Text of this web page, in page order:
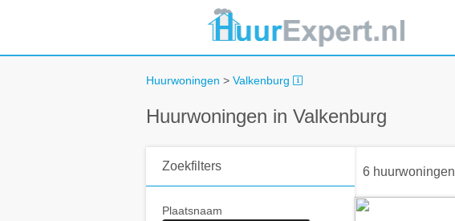
Huurwoningen > Valkenburg
Huurwoningen in Valkenburg
Zoekfilters
Plaatsnaam
6 huurwoningen